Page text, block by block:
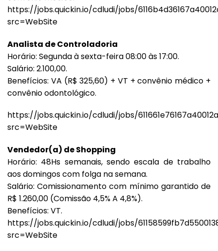
https://jobs.quickin.io/cdludi/jobs/
src=WebSite
Analista de Controladoria
Horário: Segunda à sexta-feira 08:00 às 17:00.
Salário: 2.100,00.
Benefícios: VA (R$ 325,60) + VT + convênio médico +
convênio odontológico.
https://jobs.quickin.io/cdludi/jobs/
src=WebSite
Vendedor(a) de Shopping
Horário: 48Hs semanais, sendo escala de trabalho
aos domingos com folga na semana.
Salário: Comissionamento com mínimo garantido de
R$ 1.260,00 (Comissão 4,5% A 4,8%).
Benefícios: VT.
https://jobs.quickin.io/cdludi/jobs/
src=WebSite